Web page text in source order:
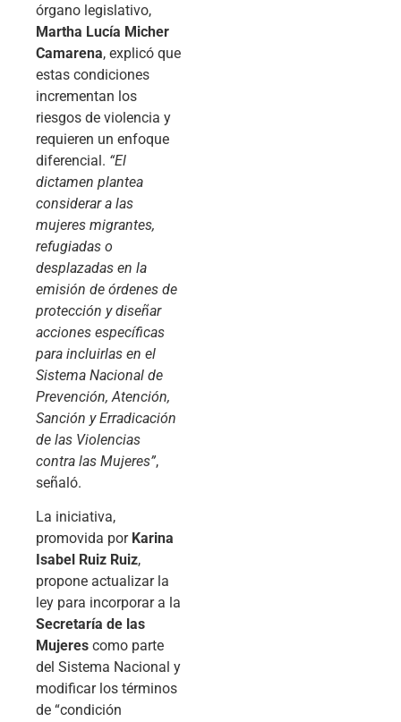
órgano legislativo,
Martha Lucía Micher
Camarena, explicó que
estas condiciones
incrementan los
riesgos de violencia y
requieren un enfoque
diferencial. “El
dictamen plantea
considerar a las
mujeres migrantes,
refugiadas o
desplazadas en la
emisión de órdenes de
protección y diseñar
acciones específicas
para incluirlas en el
Sistema Nacional de
Prevención, Atención,
Sanción y Erradicación
de las Violencias
contra las Mujeres”,
señaló.
La iniciativa,
promovida por Karina
Isabel Ruiz Ruiz,
propone actualizar la
ley para incorporar a la
Secretaría de las
Mujeres como parte
del Sistema Nacional y
modificar los términos
de “condición